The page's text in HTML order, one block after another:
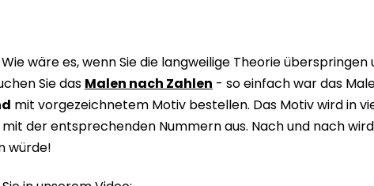
wäre es, wenn Sie die langweilige Theorie überspringen
Sie das Malen nach Zahlen - so einfach war das
mit vorgezeichnetem Motiv bestellen. Das Motiv wird in
der entsprechenden Nummern aus. Nach und nach
würde!